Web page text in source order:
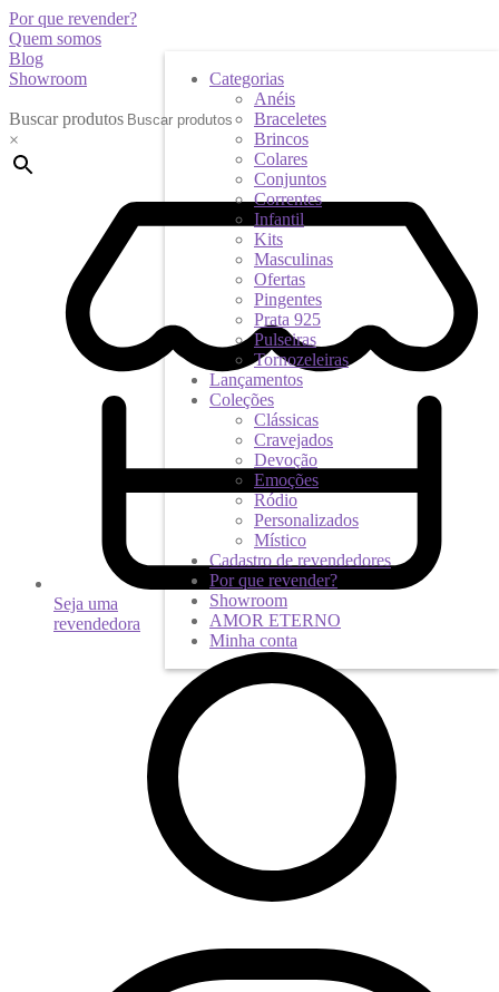
Por que revender?
Quem somos
Blog
Showroom
Buscar produtos
×
Seja uma
revendedora
Categorias
Anéis
Braceletes
Brincos
Colares
Conjuntos
Correntes
Infantil
Kits
Masculinas
Ofertas
Pingentes
Prata 925
Pulseiras
Tornozeleiras
Lançamentos
Coleções
Clássicas
Cravejados
Devoção
Emoções
Ródio
Personalizados
Místico
Cadastro de revendedores
Por que revender?
Showroom
AMOR ETERNO
Minha conta